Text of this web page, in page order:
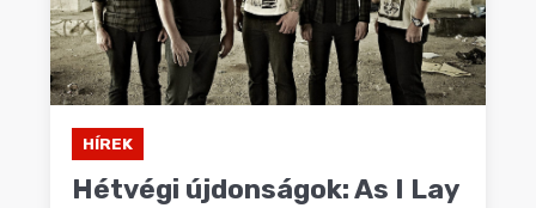
HÍREK
Hétvégi újdonságok: As I Lay